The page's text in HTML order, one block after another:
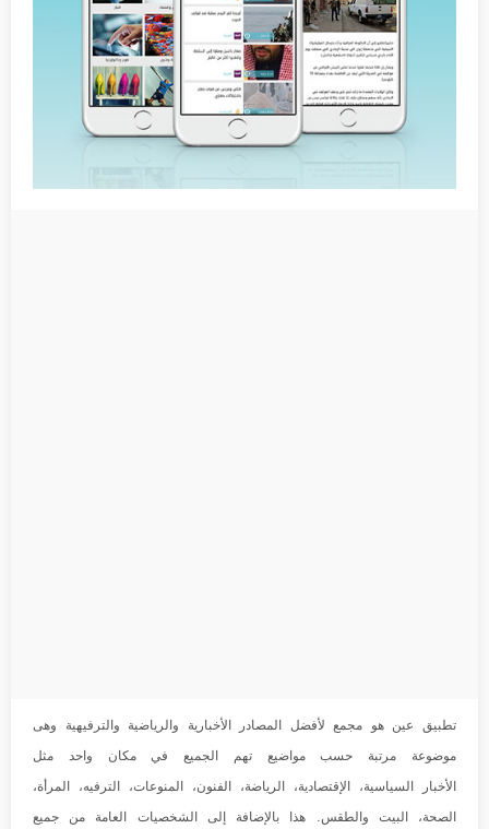
تطبيق عين هو مجمع لأفضل المصادر الأخبارية والرياضية والترفيهية وهى
موضوعة مرتبة حسب مواضيع تهم الجميع في مكان واحد مثل
الأخبار السياسية، الإقتصادية، الرياضة، الفنون، المنوعات، الترفيه، المرأة،
الصحة، البيت والطقس. هذا بالإضافة إلى الشخصيات العامة من جميع